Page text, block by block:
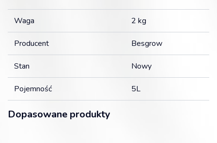
z
Nowej
Zelandii
Waga 2 kg
Producent Besgrow
Stan Nowy
Pojemność 5L
Dopasowane produkty